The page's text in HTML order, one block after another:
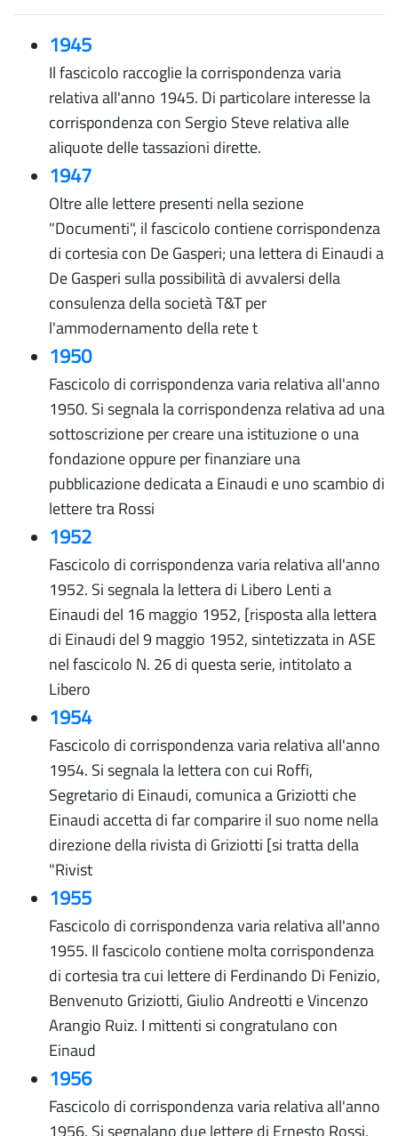
1945
Il fascicolo raccoglie la corrispondenza varia
relativa all'anno 1945. Di particolare interesse la
corrispondenza con Sergio Steve relativa alle
aliquote delle tassazioni dirette.
1947
Oltre alle lettere presenti nella sezione
"Documenti", il fascicolo contiene corrispondenza
di cortesia con De Gasperi; una lettera di Einaudi a
De Gasperi sulla possibilità di avvalersi della
consulenza della società T&T per
l'ammodernamento della rete t
1950
Fascicolo di corrispondenza varia relativa all'anno
1950. Si segnala la corrispondenza relativa ad una
sottoscrizione per creare una istituzione o una
fondazione oppure per finanziare una
pubblicazione dedicata a Einaudi e uno scambio di
lettere tra Rossi
1952
Fascicolo di corrispondenza varia relativa all'anno
1952. Si segnala la lettera di Libero Lenti a
Einaudi del 16 maggio 1952, [risposta alla lettera
di Einaudi del 9 maggio 1952, sintetizzata in ASE
nel fascicolo N. 26 di questa serie, intitolato a
Libero
1954
Fascicolo di corrispondenza varia relativa all'anno
1954. Si segnala la lettera con cui Roffi,
Segretario di Einaudi, comunica a Griziotti che
Einaudi accetta di far comparire il suo nome nella
direzione della rivista di Griziotti [si tratta della
"Rivist
1955
Fascicolo di corrispondenza varia relativa all'anno
1955. Il fascicolo contiene molta corrispondenza
di cortesia tra cui lettere di Ferdinando Di Fenizio,
Benvenuto Griziotti, Giulio Andreotti e Vincenzo
Arangio Ruiz. I mittenti si congratulano con
Einaud
1956
Fascicolo di corrispondenza varia relativa all'anno
1956. Si segnalano due lettere di Ernesto Rossi,